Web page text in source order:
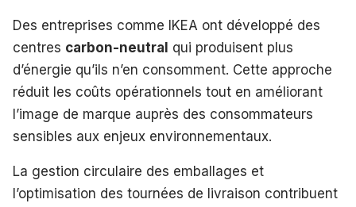
Des entreprises comme IKEA ont développé des
centres carbon-neutral qui produisent plus
d’énergie qu’ils n’en consomment. Cette approche
réduit les coûts opérationnels tout en améliorant
l’image de marque auprès des consommateurs
sensibles aux enjeux environnementaux.
La gestion circulaire des emballages et
l’optimisation des tournées de livraison contribuent